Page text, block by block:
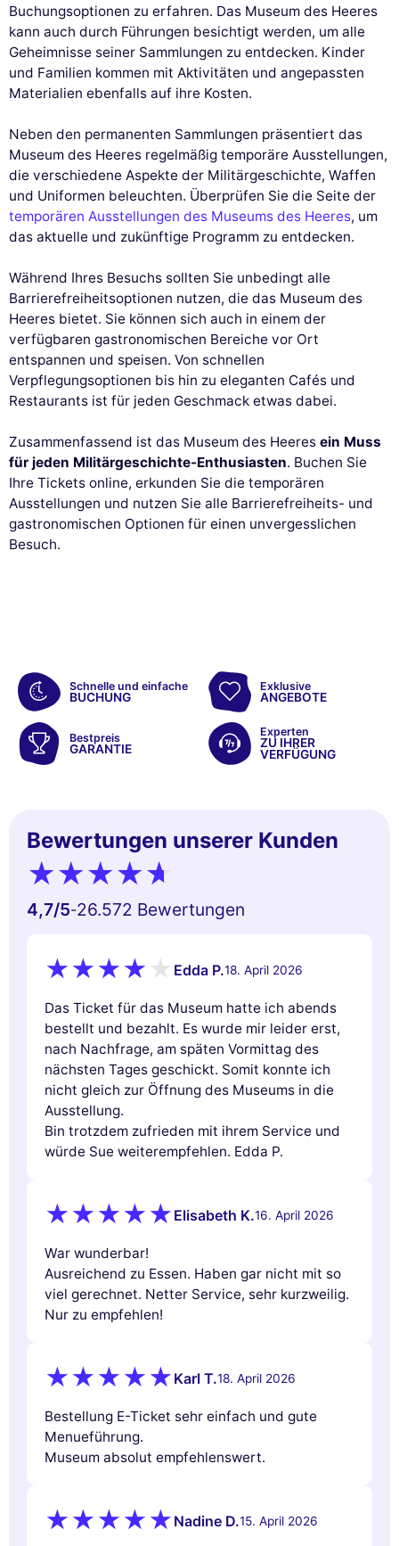
Buchungsoptionen zu erfahren. Das Museum des Heeres
kann auch durch Führungen besichtigt werden, um alle
Geheimnisse seiner Sammlungen zu entdecken. Kinder
und Familien kommen mit Aktivitäten und angepassten
Materialien ebenfalls auf ihre Kosten.
Neben den permanenten Sammlungen präsentiert das
Museum des Heeres regelmäßig temporäre Ausstellungen,
die verschiedene Aspekte der Militärgeschichte, Waffen
und Uniformen beleuchten. Überprüfen Sie die Seite der
temporären Ausstellungen des Museums des Heeres, um
das aktuelle und zukünftige Programm zu entdecken.
Während Ihres Besuchs sollten Sie unbedingt alle
Barrierefreiheitsoptionen nutzen, die das Museum des
Heeres bietet. Sie können sich auch in einem der
verfügbaren gastronomischen Bereiche vor Ort
entspannen und speisen. Von schnellen
Verpflegungsoptionen bis hin zu eleganten Cafés und
Restaurants ist für jeden Geschmack etwas dabei.
Zusammenfassend ist das Museum des Heeres ein Muss
für jeden Militärgeschichte-Enthusiasten. Buchen Sie
Ihre Tickets online, erkunden Sie die temporären
Ausstellungen und nutzen Sie alle Barrierefreiheits- und
gastronomischen Optionen für einen unvergesslichen
Besuch.
Schnelle und einfache
BUCHUNG
Exklusive
ANGEBOTE
Bestpreis
GARANTIE
Experten
ZU IHRER
VERFÜGUNG
Bewertungen unserer Kunden
4,7/5-26.572 Bewertungen
Edda P.18. April 2026
Das Ticket für das Museum hatte ich abends
bestellt und bezahlt. Es wurde mir leider erst,
nach Nachfrage, am späten Vormittag des
nächsten Tages geschickt. Somit konnte ich
nicht gleich zur Öffnung des Museums in die
Ausstellung.
Bin trotzdem zufrieden mit ihrem Service und
würde Sue weiterempfehlen. Edda P.
Elisabeth K.16. April 2026
War wunderbar!
Ausreichend zu Essen. Haben gar nicht mit so
viel gerechnet. Netter Service, sehr kurzweilig.
Nur zu empfehlen!
Karl T.18. April 2026
Bestellung E-Ticket sehr einfach und gute
Menueführung.
Museum absolut empfehlenswert.
Nadine D.15. April 2026